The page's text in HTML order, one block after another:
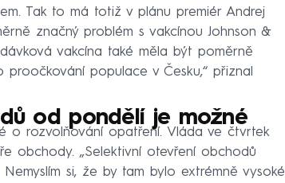
Tak to má totiž v plánu premiér Andrej
značný problém s vakcínou Johnson &
vakcína také měla být poměrně
populace v Česku,“ přiznal
od pondělí je možné
o rozvolňování opatření. Vláda ve čtvrtek
obchody. „Selektivní otevření obchodů
si, že by tam bylo extrémně vysoké